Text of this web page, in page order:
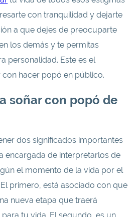
con tranquilidad y dejarte
a que dejes de preocuparte
los demás y te permitas
personalidad. Este es el
hacer popó en público.
soñar con popó de
dos significados importantes
encargada de interpretarlos de
el momento de la vida por el
primero, está asociado con que
nueva etapa que traerá